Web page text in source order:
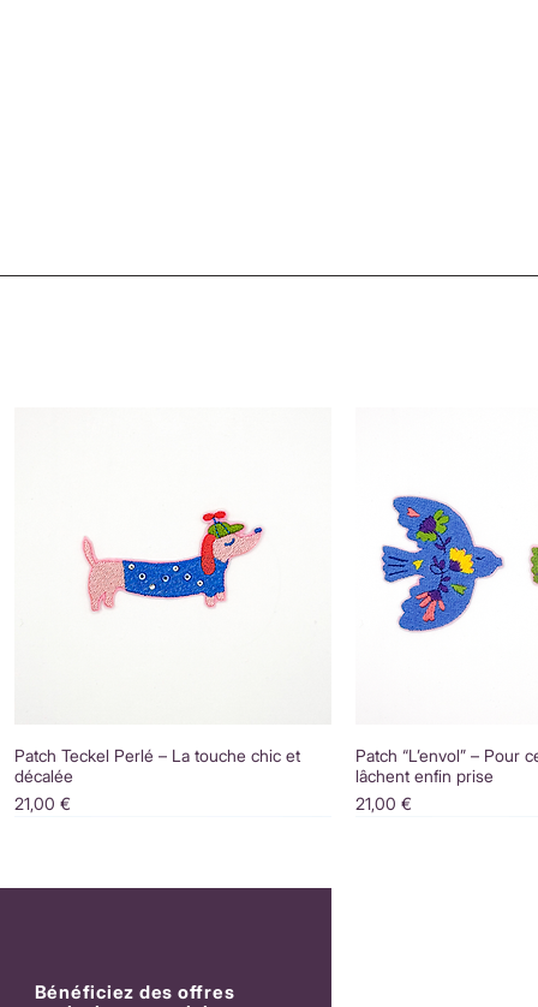
Patch Teckel Perlé – La touche chic et
décalée
Prix
21,00 €
Patch “L’envol” – Pour
lâchent enfin prise
Prix
21,00 €
Bénéficiez des offres